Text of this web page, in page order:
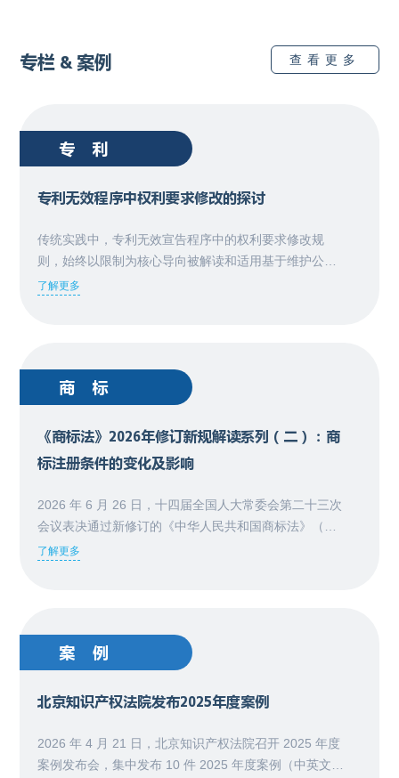
专栏 & 案例 查看更多
专利
专利无效程序中权利要求修改的探讨
传统实践中，专利无效宣告程序中的权利要求修改规
则，始终以限制为核心导向被解读和适用基于维护公众
信赖利益、保障行政审查效率的考量，对修改的范围、
《专利审查指南》的规定，发明或者实用新型专利文件
了解更多
商标
《商标法》2026年修订新规解读系列（二）：商
标注册条件的变化及影响
2026 年 6 月 26 日，十四届全国人大常委会第二十三次
会议表决通过新修订的《中华人民共和国商标法》（以
下简称 2026 年修订版《商标法》 ）。该法共 9 章 87
包含 12 个法律条文（第 14 条至第 25 条）。 需要说明
的是，新增
了解更多
案例
北京知识产权法院发布2025年度案例
2026 年 4 月 21 日，北京知识产权法院召开 2025 年度
案例发布会，集中发布 10 件 2025 年度案例（中英文版